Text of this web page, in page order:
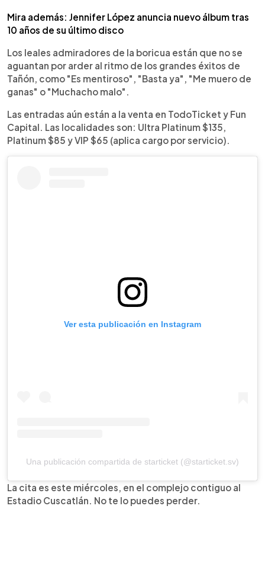
Mira además: Jennifer López anuncia nuevo álbum tras
10 años de su último disco
Los leales admiradores de la boricua están que no se
aguantan por arder al ritmo de los grandes éxitos de
Tañón, como "Es mentiroso", "Basta ya", "Me muero de
ganas" o "Muchacho malo".
Las entradas aún están a la venta en TodoTicket y Fun
Capital. Las localidades son: Ultra Platinum $135,
Platinum $85 y VIP $65 (aplica cargo por servicio).
Ver esta publicación en Instagram
Una publicación compartida de starticket (@starticket.sv)
La cita es este miércoles, en el complejo contiguo al
Estadio Cuscatlán. No te lo puedes perder.